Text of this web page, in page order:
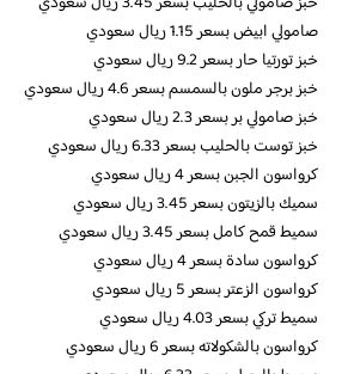
صامولي ابيض بسعر 1.15 ريال سعودي
خبز تورتيا حار بسعر 9.2 ريال سعودي
خبز برجر ملون بالسمسم بسعر 4.6 ريال سعودي
خبز صامولي بر بسعر 2.3 ريال سعودي
خبز توست بالحليب بسعر 6.33 ريال سعودي
كرواسون الجبن بسعر 4 ريال سعودي
سميك بالزيتون بسعر 3.45 ريال سعودي
سميط قمح كامل بسعر 3.45 ريال سعودي
كرواسون سادة بسعر 4 ريال سعودي
كرواسون الزعتر بسعر 5 ريال سعودي
سميط تركي بسعر 4.03 ريال سعودي
كرواسون بالشكولاته بسعر 6 ريال سعودي